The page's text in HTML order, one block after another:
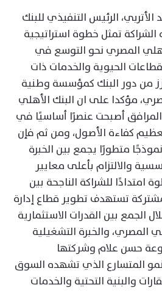
الرئيس التنفيذي للبنك
تمثل خطوة استراتيجية
المصري نحو التوسع في
الحيوية والخدمات ذات
من دور البنك كمؤسسة وطنية
مؤكدا على ان البنك الأهلي
أصبحت عنصرًا أساسيًا في
كفاءة الأصول، ومن ثم فإن
متطورًا يجمع بين الخبرة
والالتزام بأعلى معايير
امتدادًا للشراكة الناجحة بين
تستهدف تطوير قطاع إدارة
الجمع بين القدرات الاستثمارية
المصري، والخبرة التشغيلية
حسن علام وشركتها
المتسارع الذي تشهده السوق
والبنية التحتية والخدمات